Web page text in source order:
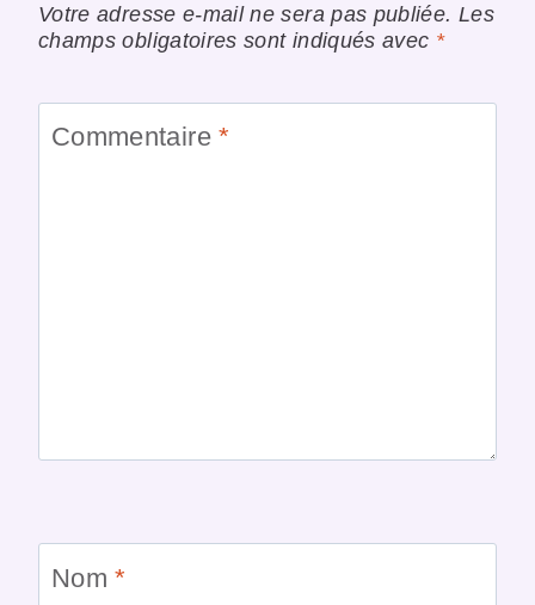
Votre adresse e-mail ne sera pas publiée. Les
champs obligatoires sont indiqués avec *
Commentaire*
Nom*